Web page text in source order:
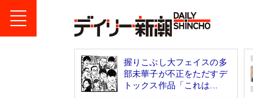
握りこぶし大フェイスの多
部未華子が不正をただすデ
トックス作品「これは...